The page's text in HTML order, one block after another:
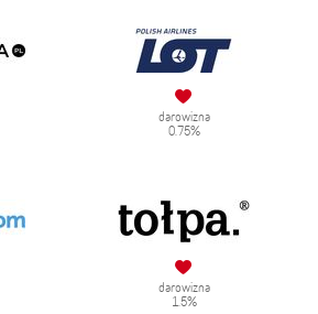
darowizna
0.75%
darowizna
1.5%